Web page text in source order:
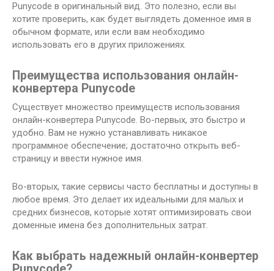
Punycode в оригинальный вид. Это полезно, если вы
хотите проверить, как будет выглядеть доменное имя в
обычном формате, или если вам необходимо
использовать его в других приложениях.
Преимущества использования онлайн-
конвертера Punycode
Существует множество преимуществ использования
онлайн-конвертера Punycode. Во-первых, это быстро и
удобно. Вам не нужно устанавливать никакое
программное обеспечение; достаточно открыть веб-
страницу и ввести нужное имя.
Во-вторых, такие сервисы часто бесплатны и доступны в
любое время. Это делает их идеальными для малых и
средних бизнесов, которые хотят оптимизировать свои
доменные имена без дополнительных затрат.
Как выбрать надежный онлайн-конвертер